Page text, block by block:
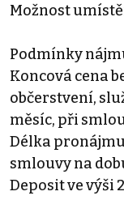
Možnost
Podmínky
Koncová cena
občerstvení,
měsíc, při
Délka
smlouvy na
Deposit ve výši